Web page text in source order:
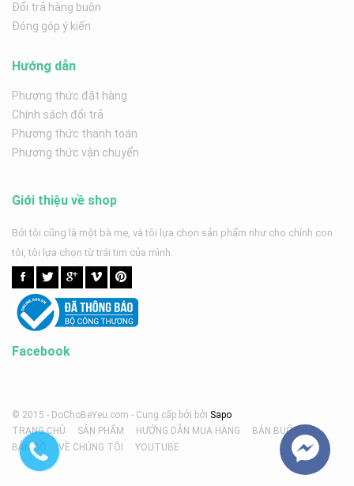
Đổi trả hàng buôn
Đóng góp ý kiến
Hướng dẫn
Phương thức đặt hàng
Chính sách đổi trả
Phương thức thanh toán
Phương thức vận chuyển
Giới thiệu về shop
Bởi tôi cũng là một bà mẹ, và tôi lựa chọn sản phẩm như cho chính con
tôi, tôi lựa chọn từ trái tim của mình.
Facebook
© 2015 - DoChoBeYeu.com - Cung cấp bởi bởi Sapo
TRANG CHỦ
SẢN PHẨM HƯỚNG DẪN MUA HÀNG
BÁN BUÔN
BẢN ĐỒ
VỀ CHÚNG TÔI YOUTUBE